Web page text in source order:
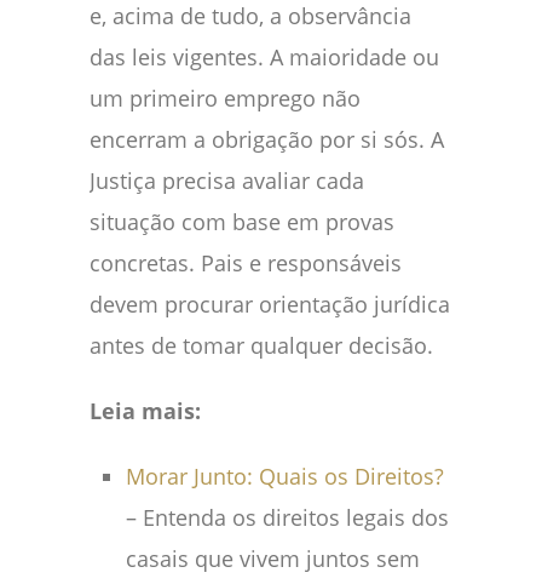
e, acima de tudo, a observância
das leis vigentes. A maioridade ou
um primeiro emprego não
encerram a obrigação por si sós. A
Justiça precisa avaliar cada
situação com base em provas
concretas. Pais e responsáveis
devem procurar orientação jurídica
antes de tomar qualquer decisão.
Leia mais:
Morar Junto: Quais os Direitos?
– Entenda os direitos legais dos
casais que vivem juntos sem